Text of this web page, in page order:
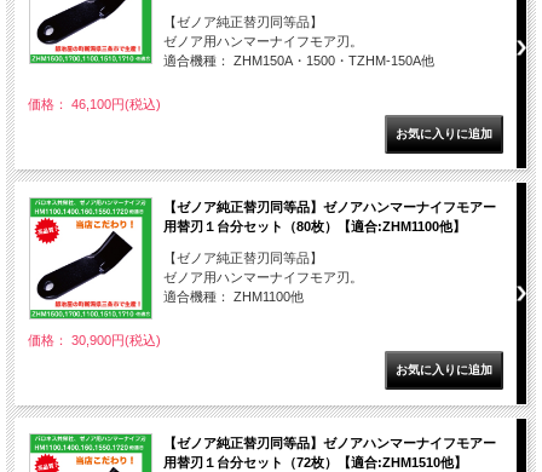
【ゼノア純正替刃同等品】
ゼノア用ハンマーナイフモア刃。
適合機種： ZHM150A・1500・TZHM-150A他
価格： 46,100円(税込)
【ゼノア純正替刃同等品】ゼノアハンマーナイフモアー
用替刃１台分セット（80枚）【適合:ZHM1100他】
【ゼノア純正替刃同等品】
ゼノア用ハンマーナイフモア刃。
適合機種： ZHM1100他
価格： 30,900円(税込)
【ゼノア純正替刃同等品】ゼノアハンマーナイフモアー
用替刃１台分セット（72枚）【適合:ZHM1510他】